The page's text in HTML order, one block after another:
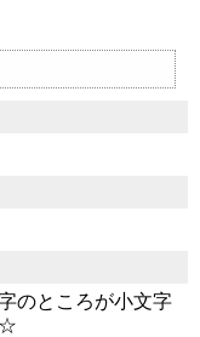
のところが小文字
☆